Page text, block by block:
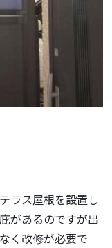
ラス屋根を設置し
があるのですが出
く改修が必要で